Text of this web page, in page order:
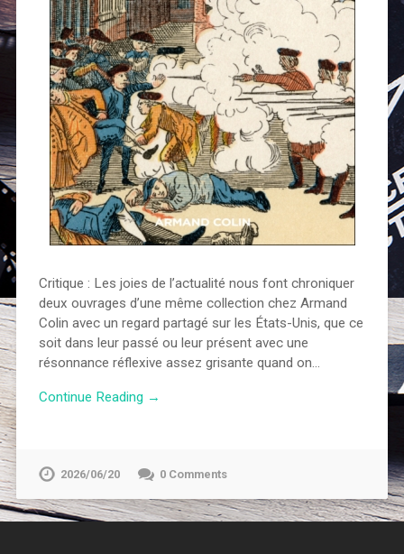
Critique : Les joies de l’actualité nous font chroniquer
deux ouvrages d’une même collection chez Armand
Colin avec un regard partagé sur les États-Unis, que ce
soit dans leur passé ou leur présent avec une
résonnance réflexive assez grisante quand on…
Continue Reading →
2026/06/20 0 Comments